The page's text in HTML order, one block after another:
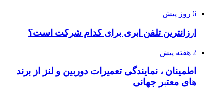
6 روز پیش
ارزانترین تلفن ابری برای کدام شرکت است؟
2 هفته پیش
اطمینان ، نمایندگی تعمیرات دوربین و لنز از برند
های معتبر جهانی